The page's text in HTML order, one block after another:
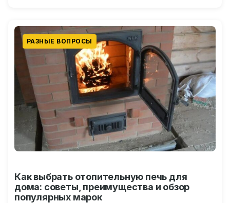
РАЗНЫЕ ВОПРОСЫ
Как выбрать отопительную печь для
дома: советы, преимущества и обзор
популярных марок